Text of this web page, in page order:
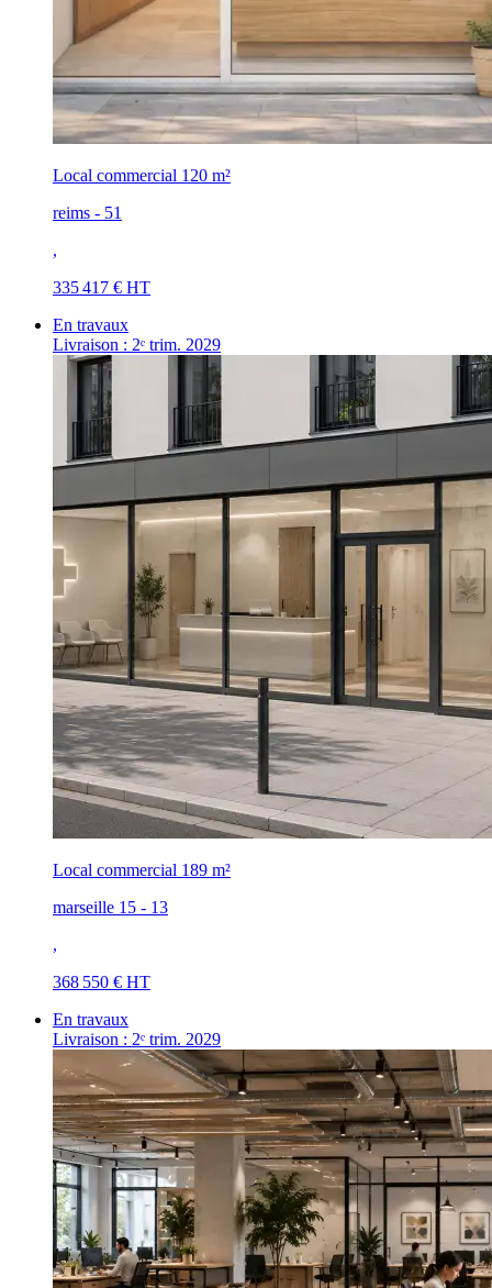
Local commercial 120 m²
reims - 51
,
335 417 € HT
En travaux
Livraison : 2ᵉ trim. 2029
Local commercial 189 m²
marseille 15 - 13
,
368 550 € HT
En travaux
Livraison : 2ᵉ trim. 2029